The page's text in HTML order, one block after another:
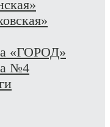
«ГОРОД»
№4